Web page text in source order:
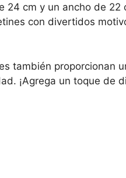
cm y un ancho de 22
con divertidos
también proporcionan
¡Agrega un toque de